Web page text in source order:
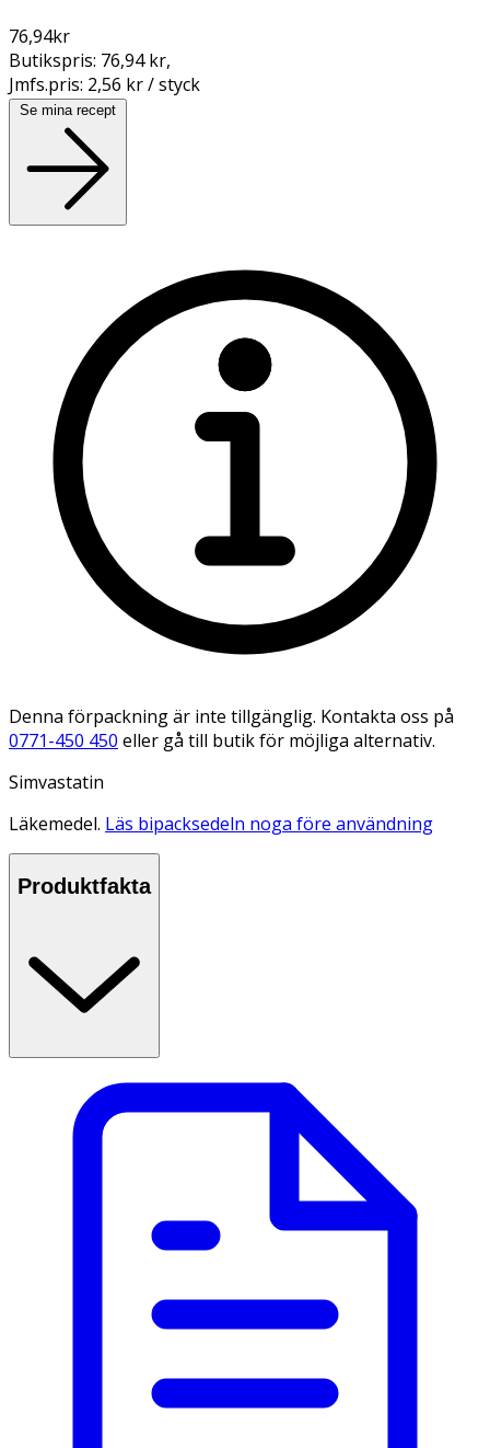
76,94kr
Butikspris: 76,94 kr,
Jmfs.pris: 2,56 kr / styck
Se mina recept
Denna förpackning är inte tillgänglig. Kontakta oss på
0771-450 450 eller gå till butik för möjliga alternativ.
Simvastatin
Läkemedel. Läs bipacksedeln noga före användning
Produktfakta